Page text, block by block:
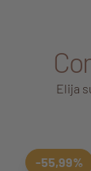
Elija
-55,99%